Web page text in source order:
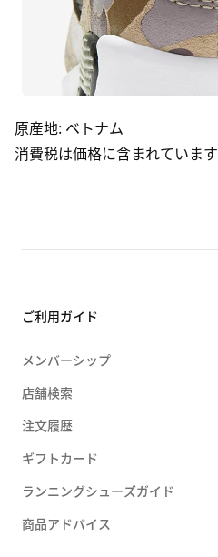
原産地: ベトナム
消費税は価格に含まれています
ご利用ガイド
メンバーシップ
店舗検索
注文履歴
ギフトカード
ランニングシューズガイド
商品アドバイス